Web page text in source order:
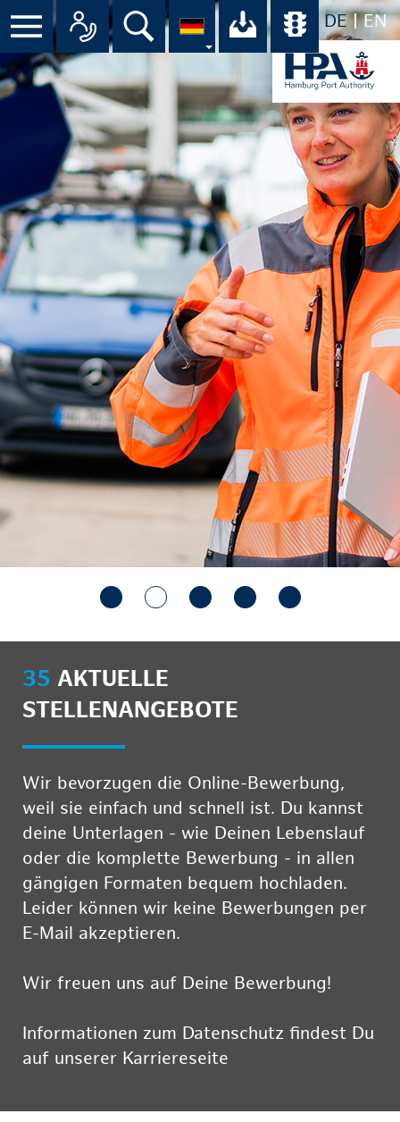
DE EN
Menü Alle Ansprechpartner im
Suche Ihr Download-
35 AKTUELLE
STELLENANGEBOTE
Wir bevorzugen die Online-Bewerbung,
weil sie einfach und schnell ist. Du kannst
deine Unterlagen - wie Deinen Lebenslauf
oder die komplette Bewerbung - in allen
gängigen Formaten bequem hochladen.
Leider können wir keine Bewerbungen per
E-Mail akzeptieren.
Wir freuen uns auf Deine Bewerbung!
Informationen zum Datenschutz findest Du
auf unserer Karriereseite